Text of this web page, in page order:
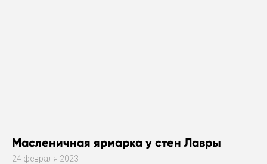
Масленичная ярмарка у стен Лавры
24 февраля 2023